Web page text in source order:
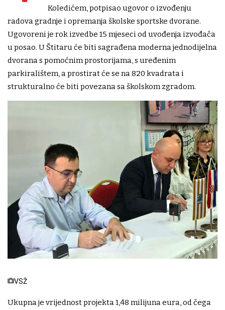
Koledićem, potpisao ugovor o izvođenju
radova gradnje i opremanja školske sportske dvorane.
Ugovoreni je rok izvedbe 15 mjeseci od uvođenja izvođača
u posao. U Štitaru će biti sagrađena moderna jednodijelna
dvorana s pomoćnim prostorijama, s uređenim
parkiralištem, a prostirat će se na 820 kvadrata i
strukturalno će biti povezana sa školskom zgradom.
VSŽ
Ukupna je vrijednost projekta 1,48 milijuna eura, od čega